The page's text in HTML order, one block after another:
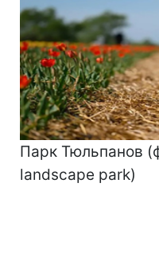
Парк Тюльпанов
landscape park)